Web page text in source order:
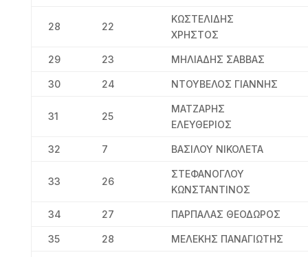
28 22
ΚΩΣΤΕΛΙΔΗΣ
ΧΡΗΣΤΟΣ
29 23 ΜΗΛΙΑΔΗΣ ΣΑΒΒΑΣ
30 24 ΝΤΟΥΒΕΛΟΣ ΓΙΑΝΝΗΣ
31 25
ΜΑΤΖΑΡΗΣ
ΕΛΕΥΘΕΡΙΟΣ
32 7 ΒΑΣΙΛΟΥ ΝΙΚΟΛΕΤΑ
33 26
ΣΤΕΦΑΝΟΓΛΟΥ
ΚΩΝΣΤΑΝΤΙΝΟΣ
34 27 ΠΑΡΠΑΛΑΣ ΘΕΟΔΩΡΟΣ
35 28 ΜΕΛΕΚΗΣ ΠΑΝΑΓΙΩΤΗΣ